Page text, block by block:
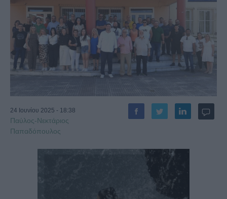
24 Ιουνίου 2025 - 18:38
Παύλος-Νεκτάριος
Παπαδόπουλος